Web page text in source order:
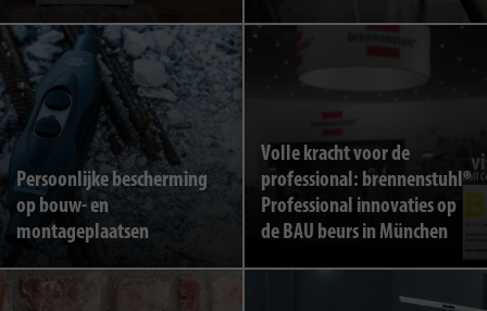
Persoonlijke bescherming
op bouw- en
montageplaatsen
Volle kracht voor de
professional: brennenstuhl®
Professional innovaties op
de BAU beurs in München